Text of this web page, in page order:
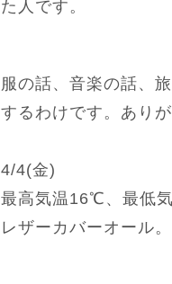
た人です。
服の話、音楽の話、
するわけです。あり
4/4(金)
最高気温16℃、最低
レザーカバーオール